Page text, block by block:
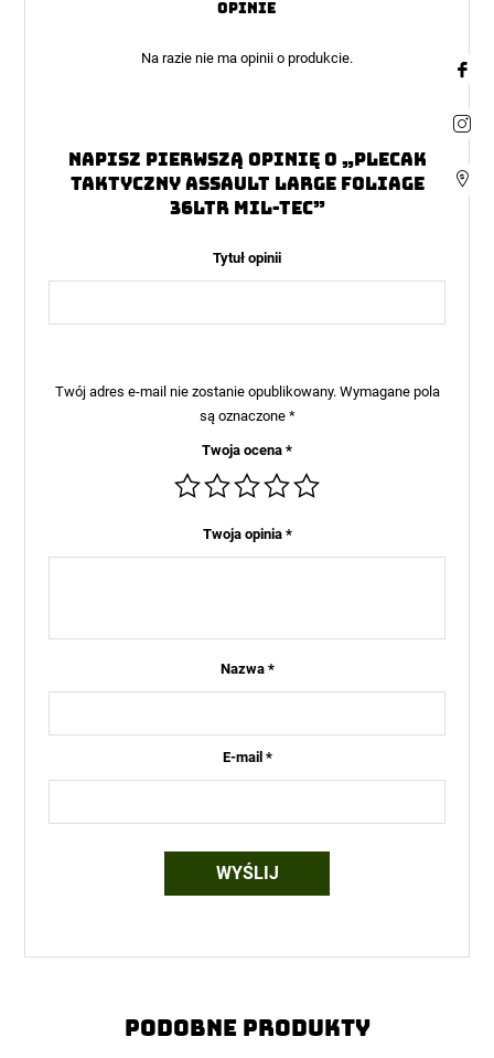
Opinie
Na razie nie ma opinii o produkcie.
Napisz pierwszą opinię o „Plecak
taktyczny Assault Large Foliage
36ltr MIL-TEC”
Tytuł opinii
Twój adres e-mail nie zostanie opublikowany. Wymagane pola
są oznaczone *
Twoja ocena *
Twoja opinia *
Nazwa *
E-mail *
Podobne produkty